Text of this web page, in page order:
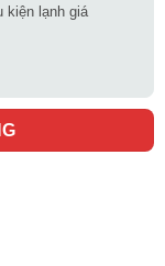
kiện lạnh giá